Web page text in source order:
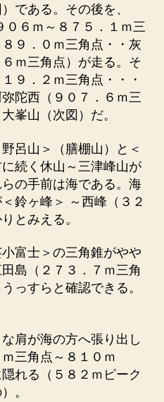
である。その後を、
０６ｍ～８７５．１ｍ三
９．０ｍ三角点・・灰
ｍ三角点）が走る。そ
９．２ｍ三角点・・・
陀西（９０７．６ｍ三
峯山（次図）だ。
呂山＞（膳棚山）と＜
続く休山～三津峰山が
の手前は海である。海
鈴ヶ峰＞ ～西峰（３２
とみえる。
富士＞の三角錐がやや
島（２７３．７ｍ三角
っすらと確認できる。
肩が海の方へ張り出し
三角点～８１０ｍ
れる（５８２ｍピーク
。